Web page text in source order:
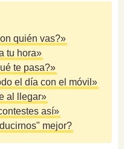
quién vas?»
tu hora»
te pasa?»
el día con el móvil»
al llegar»
así»
mejor?